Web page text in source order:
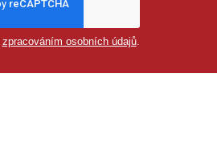
zpracováním osobních údajů.